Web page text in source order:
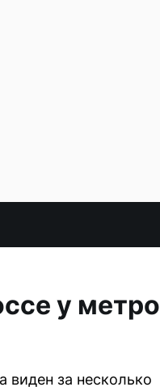
у метро
за несколько